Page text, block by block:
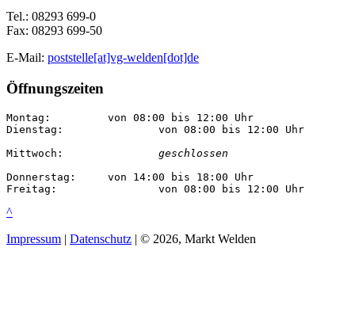
Tel.: 08293 699-0
Fax: 08293 699-50
E-Mail: poststelle[at]vg-welden[dot]de
Öffnungszeiten
Montag:		von 08:00 bis 12:00 Uhr
Dienstag:		von 08:00 bis 12:00 Uhr
geschlossen
Donnerstag:	von 14:00 bis 18:00 Uhr
Freitag:		von 08:00 bis 12:00 Uhr
^
Impressum | Datenschutz | © 2026, Markt Welden